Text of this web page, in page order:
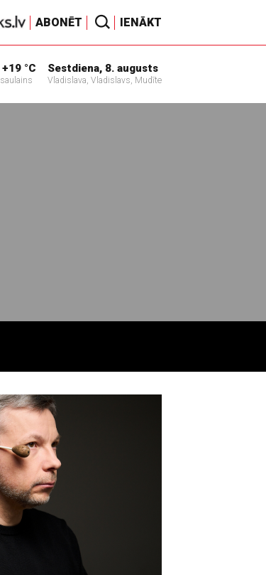
ABONĒT IENĀKT
°C Sestdiena, 8. augusts
Vladislava, Vladislavs, Mudīte